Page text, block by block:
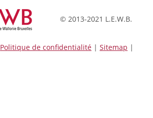
© 2013-2021 L.E.W.B.
Politique de confidentialité | Sitemap |